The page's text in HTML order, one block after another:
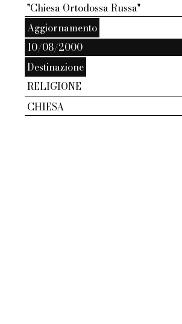
"Chiesa Ortodossa Russa"
Aggiornamento
10/08/2000
Destinazione
RELIGIONE
CHIESA